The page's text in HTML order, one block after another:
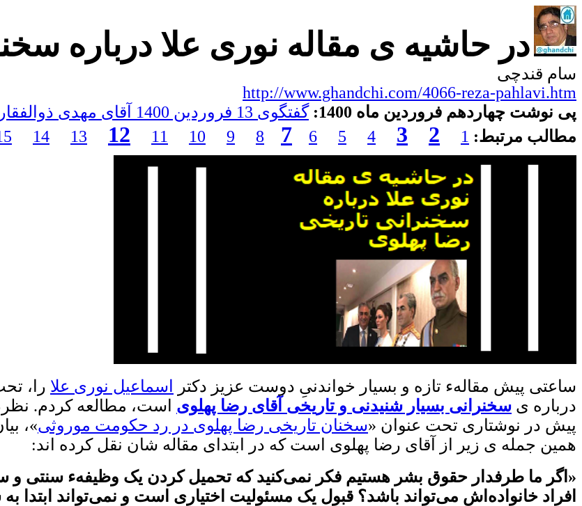
در حاشیه ی مقاله نوری علا درباره
سام قندچی
http://www.ghandchi.com/4066-reza-pahlavi.htm
پی نوشت چهاردهم فروردین ماه 1400:
گفتگوی 13 فروردین 1400 آقای مهدی ذوالفقاری با دکتر اسماعیل نوری علا
مطالب مرتبط: 1
2
3
4
5
6
7
8
9
10
11
12
13
14
ساعتی پیش مقالهء تازه و بسیار خواندنیِ دوست عزیز دکتر اسماعیل نوری علا را،
درباره ی سخنرانی بسیار شنیدنی و تاریخی آقای رضا پهلوی است، مطالعه کردم.
پیش در نوشتاری تحت عنوان «سخنان تاریخی رضا پهلوی در رد حکومت موروثی»،
همین جمله ی زیر از آقای رضا پهلوی است که در ابتدای مقاله شان نقل کرده اند:
«اگر ما طرفدار حقوق بشر هستیم فکر نمی‌کنید که تحمیل کردن یک وظیفهء سنتی و
افراد خانواده‌اش می‌تواند باشد؟ قبول یک مسئولیت اختیاری است و نمی‌تواند ابتدا